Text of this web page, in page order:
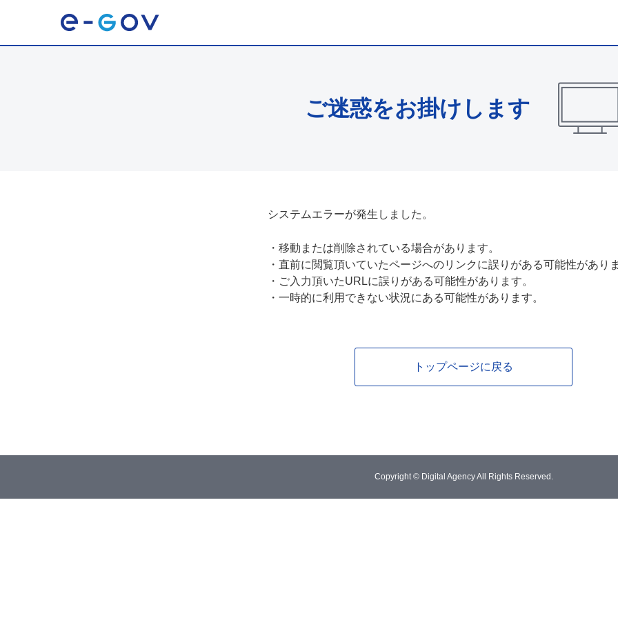
ご迷惑をお掛けします
システムエラーが発生しました。
・ 移動または削除されている場合があります。
・ 直前に閲覧頂いていたページへのリンクに誤りがある可能性があり
・ ご入力頂いたURLに誤りがある可能性があります。
・ 一時的に利用できない状況にある可能性があります。
トップページに戻る
Copyright © Digital Agency All Rights Reserved.